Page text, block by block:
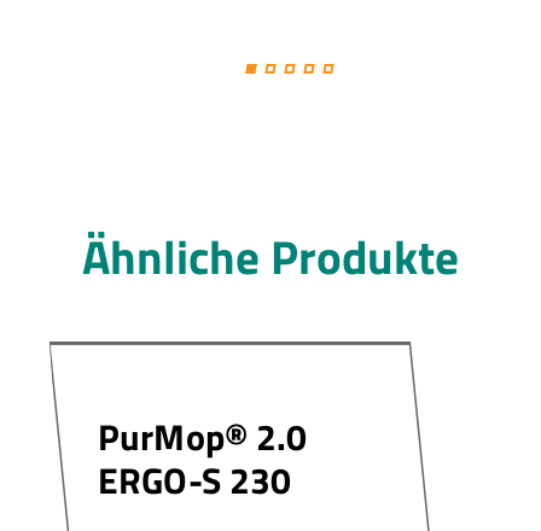
Ähnliche Produkte
PurMop® 2.0
ERGO-S 230